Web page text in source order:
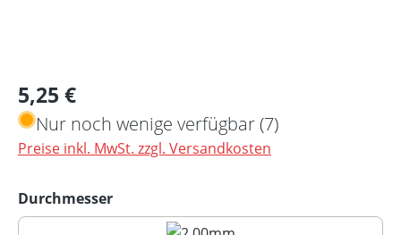
Regulärer Preis:
5,25 €
Nur noch wenige verfügbar (7)
Preise inkl. MwSt. zzgl. Versandkosten
Durchmesserauswählen